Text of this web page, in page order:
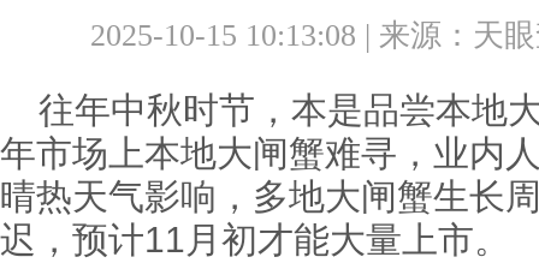
2025-10-15 10:13:08 | 来源： 天
往年中秋时节，本是品尝本地
年市场上本地大闸蟹难寻，业内
晴热天气影响，多地大闸蟹生长
迟，预计11月初才能大量上市。